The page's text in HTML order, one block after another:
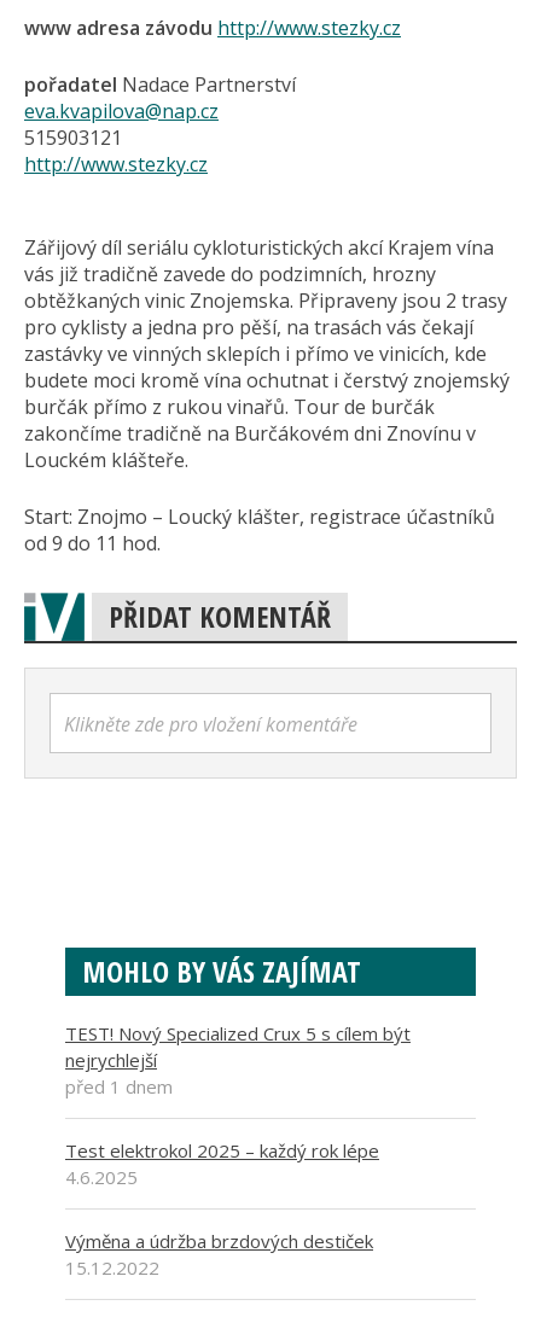
www adresa závodu http://www.stezky.cz
pořadatel Nadace Partnerství
eva.kvapilova@nap.cz
515903121
http://www.stezky.cz
Zářijový díl seriálu cykloturistických akcí Krajem vína
vás již tradičně zavede do podzimních, hrozny
obtěžkaných vinic Znojemska. Připraveny jsou 2 trasy
pro cyklisty a jedna pro pěší, na trasách vás čekají
zastávky ve vinných sklepích i přímo ve vinicích, kde
budete moci kromě vína ochutnat i čerstvý znojemský
burčák přímo z rukou vinařů. Tour de burčák
zakončíme tradičně na Burčákovém dni Znovínu v
Louckém klášteře.
Start: Znojmo – Loucký klášter, registrace účastníků
od 9 do 11 hod.
PŘIDAT KOMENTÁŘ
Klikněte zde pro vložení komentáře
MOHLO BY VÁS ZAJÍMAT
TEST! Nový Specialized Crux 5 s cílem být
nejrychlejší
před 1 dnem
Test elektrokol 2025 – každý rok lépe
4.6.2025
Výměna a údržba brzdových destiček
15.12.2022